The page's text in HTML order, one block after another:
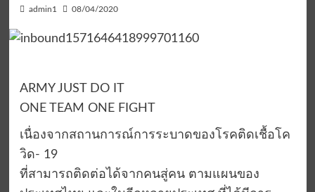
admin1 08/04/2020
ARMY JUST DO IT
ONE TEAM ONE FIGHT
เนื่องจากสถานการณ์การระบาดของโรคติดเชื้อโค
วิด- 19
ที่สามารถติดต่อได้จากคนสู่คน ตามแผนของ